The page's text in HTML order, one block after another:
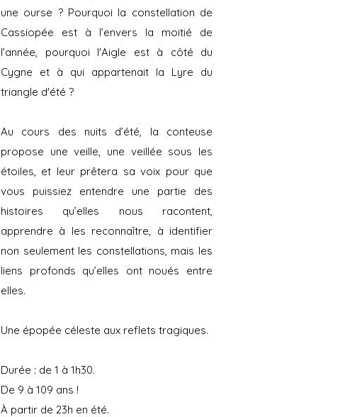
une ourse ? Pourquoi la constellation de
Cassiopée est à l’envers la moitié de
l’année, pourquoi l'Aigle est à côté du
Cygne et à qui appartenait la Lyre du
triangle d'été ?
Au cours des nuits d’été, la conteuse
propose une veille, une veillée sous les
étoiles, et leur prêtera sa voix pour que
vous puissiez entendre une partie des
histoires qu’elles nous racontent,
apprendre à les reconnaître, à identifier
non seulement les constellations, mais les
liens profonds qu’elles ont noués entre
elles.
Une épopée céleste aux reflets tragiques.
Durée : de 1 à 1h30.
De 9 à 109 ans !
À partir de 23h en été.